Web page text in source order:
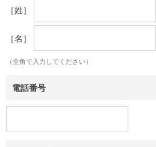
［姓］
［名］
（全角で入力してください）
電話番号